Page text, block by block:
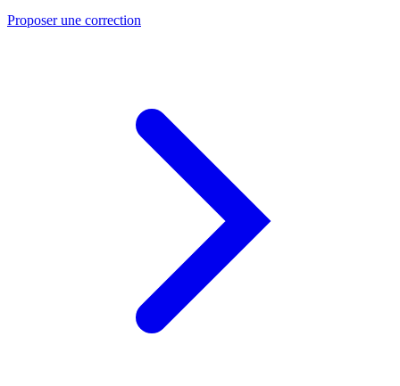
Proposer une correction